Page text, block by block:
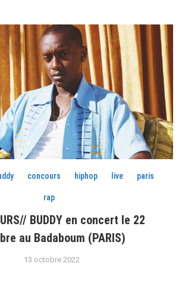
concours hiphop live paris
rap
BUDDY en concert le 22
au Badaboum (PARIS)
13 octobre 2022